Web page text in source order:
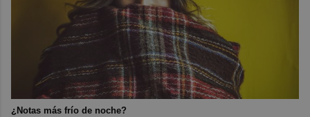
¿Notas más frío de noche?